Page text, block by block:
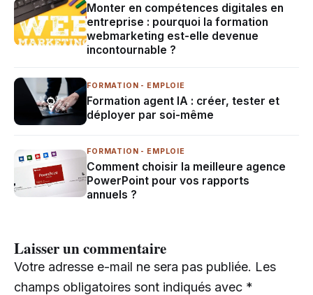
Monter en compétences digitales en
entreprise : pourquoi la formation
webmarketing est-elle devenue
incontournable ?
FORMATION - EMPLOIE
Formation agent IA : créer, tester et
déployer par soi-même
FORMATION - EMPLOIE
Comment choisir la meilleure agence
PowerPoint pour vos rapports
annuels ?
Laisser un commentaire
Votre adresse e-mail ne sera pas publiée. Les
champs obligatoires sont indiqués avec *